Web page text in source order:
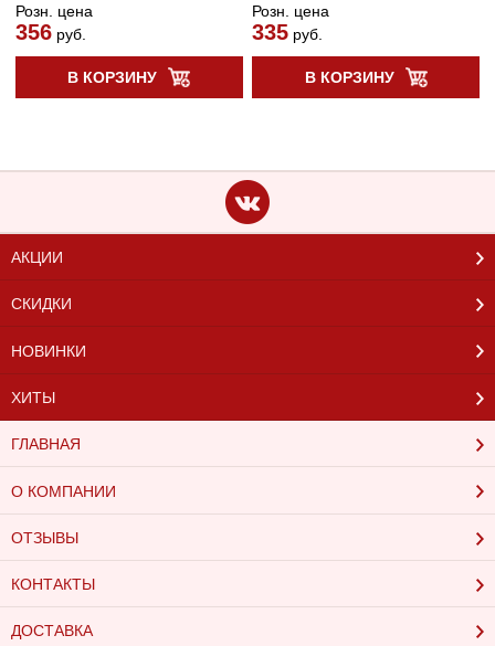
Розн. цена
356руб.
В КОРЗИНУ
Розн. цена
335 руб.
В КОРЗИНУ
АКЦИИ
СКИДКИ
НОВИНКИ
ХИТЫ
ГЛАВНАЯ
О КОМПАНИИ
ОТЗЫВЫ
КОНТАКТЫ
ДОСТАВКА